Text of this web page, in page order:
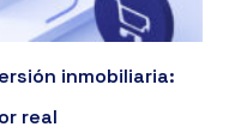
inmobiliaria:
real